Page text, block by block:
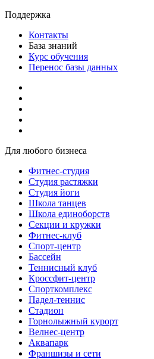
Поддержка
Контакты
База знаний
Курс обучения
Перенос базы данных
Для любого бизнеса
Фитнес-студия
Студия растяжки
Студия йоги
Школа танцев
Школа единоборств
Секции и кружки
Фитнес-клуб
Спорт-центр
Бассейн
Теннисный клуб
Кроссфит-центр
Спорткомплекс
Падел-теннис
Стадион
Горнолыжный курорт
Велнес-центр
Аквапарк
Франшизы и сети